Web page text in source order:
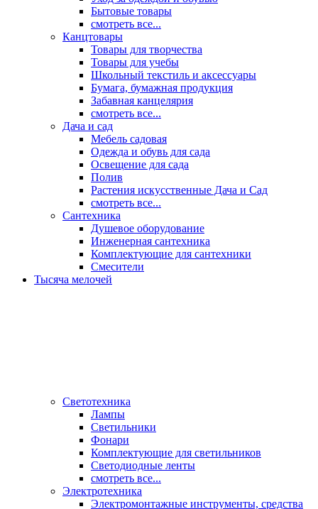
Бытовые товары
смотреть все...
Канцтовары
Товары для творчества
Товары для учебы
Школьный текстиль и аксессуары
Бумага, бумажная продукция
Забавная канцелярия
смотреть все...
Дача и сад
Мебель садовая
Одежда и обувь для сада
Освещение для сада
Полив
Растения искусственные Дача и Сад
смотреть все...
Сантехника
Душевое оборудование
Инженерная сантехника
Комплектующие для сантехники
Смесители
Тысяча мелочей
Светотехника
Лампы
Светильники
Фонари
Комплектующие для светильников
Светодиодные ленты
смотреть все...
Электротехника
Электромонтажные инструменты, средства